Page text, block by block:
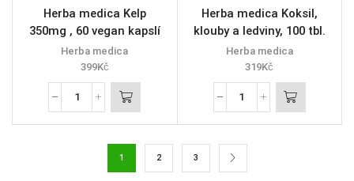
Herba medica Kelp
350mg , 60 vegan kapslí
Herba medica
399Kč
Herba medica Koksil,
klouby a ledviny, 100 tbl.
Herba medica
319Kč
1 2 3